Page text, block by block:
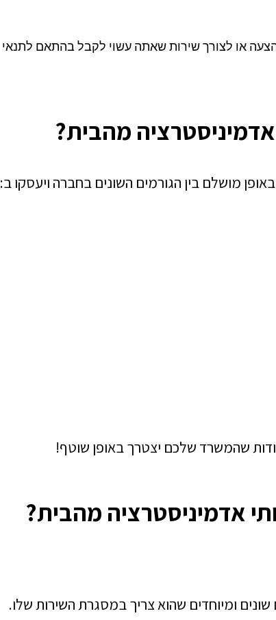
או לצורך שירות שאתה עשוי לקבל בהתאם לתנאי
מהבית?
מושלם בין הגורמים השונים בחברה ויעסקו ב:
שהמשרד שלכם יצטרך באופן שוטף!
אדמיניסטרציה מהבית?
ומיוחדים שהוא צריך במסגרת השירות שלו.